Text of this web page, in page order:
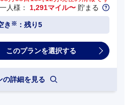
人様： 1,291マイル〜 貯まる
き ※ ：残り5
の詳細を見る